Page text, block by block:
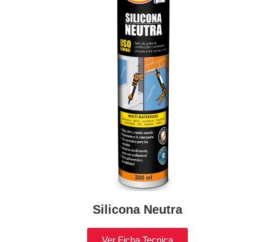
Silicona Neutra
Ver Ficha Tecnica